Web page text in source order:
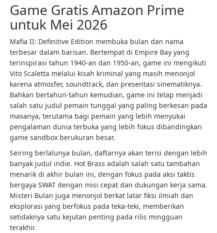
Game Gratis Amazon Prime
untuk Mei 2026
Mafia II: Definitive Edition membuka bulan dan nama
terbesar dalam barisan. Bertempat di Empire Bay yang
terinspirasi tahun 1940-an dan 1950-an, game ini mengikuti
Vito Scaletta melalui kisah kriminal yang masih menonjol
karena atmosfer, soundtrack, dan presentasi sinematiknya.
Bahkan bertahun-tahun kemudian, game ini tetap menjadi
salah satu judul pemain tunggal yang paling berkesan pada
masanya, terutama bagi pemain yang lebih menyukai
pengalaman dunia terbuka yang lebih fokus dibandingkan
game sandbox berukuran besar.
Seiring berlalunya bulan, daftarnya akan terisi dengan lebih
banyak judul indie. Hot Brass adalah salah satu tambahan
menarik di akhir bulan ini, dengan fokus pada aksi taktis
bergaya SWAT dengan misi cepat dan dukungan kerja sama.
Misteri Bulan juga menonjol berkat latar fiksi ilmiah dan
eksplorasi yang berfokus pada teka-teki, memberikan
setidaknya satu kejutan penting pada rilis mingguan
terakhir.